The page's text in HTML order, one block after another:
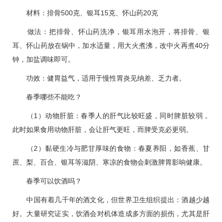
材料：排骨500克、银耳15克、怀山药20克
做法：把排骨、怀山药洗净，银耳用水泡开，将排骨、银
耳、怀山药放在锅中，加水适量，用大火煮沸，改中火再煮40分
钟，加盐调味即可。
功效：健胃益气，适用于慢性胃炎见纳差、乏力者。
春季哪些不能吃？
（1）动物肝脏：春季人的肝气比较旺盛，同时脾脏较弱，
此时如果食用动物肝脏，会让肝气更旺，而脾受克必更弱。
（2）黏硬生冷与肥甘厚味的食物：春夏养阳，如香蕉、甘
蔗、梨、百合、银耳等滋阴、寒凉的食物会刺激脾胃影响健康。
春季可以饮酒吗？
中国有着几千年的酒文化，但世界卫生组织提出：酒越少越
好。大量研究证实，饮酒会对机体造成多方面的损伤，尤其是肝